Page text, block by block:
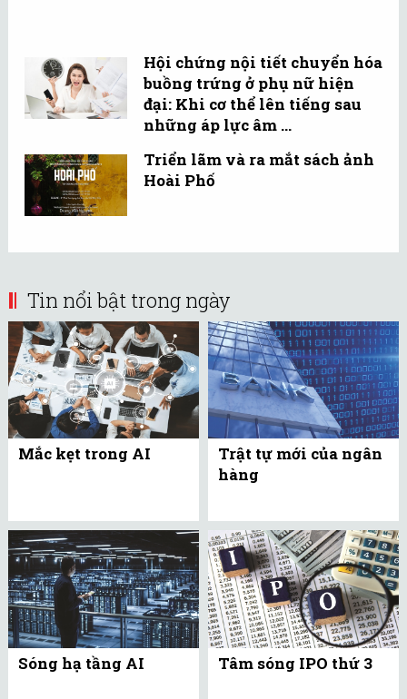
Hội chứng nội tiết chuyển hóa
buồng trứng ở phụ nữ hiện
đại: Khi cơ thể lên tiếng sau
những áp lực âm ...
Triển lãm và ra mắt sách ảnh
Hoài Phố
Tin nổi bật trong ngày
Mắc kẹt trong AI
Trật tự mới của ngân
hàng
Sóng hạ tầng AI Tâm sóng IPO thứ 3